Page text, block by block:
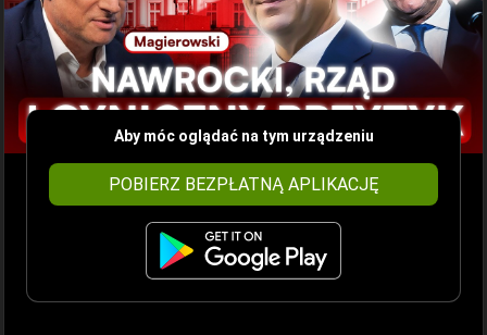
Aby móc oglądać na tym urządzeniu
POBIERZ BEZPŁATNĄ APLIKACJĘ